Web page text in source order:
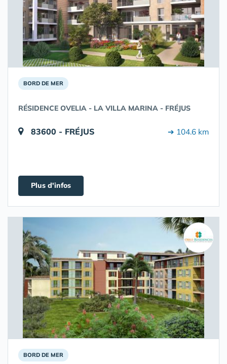
BORD DE MER
RÉSIDENCE OVELIA - LA VILLA MARINA - FRÉJUS
83600 - FRÉJUS ➔ 104.6 km
Plus d'infos
BORD DE MER